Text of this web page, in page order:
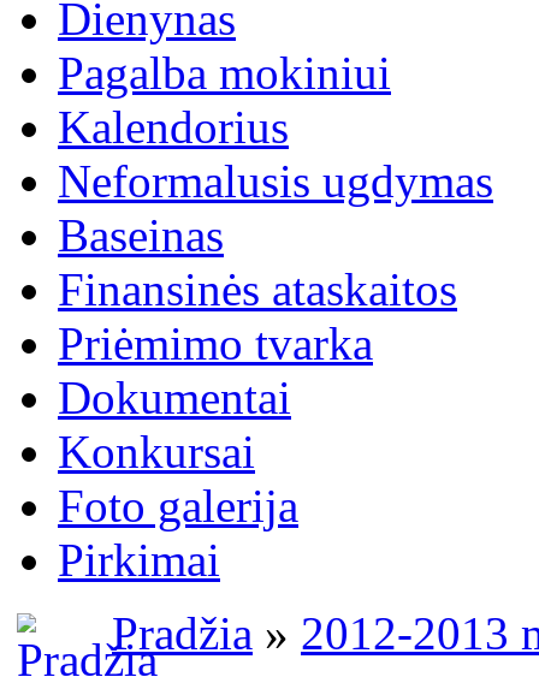
Dienynas
Pagalba mokiniui
Kalendorius
Neformalusis ugdymas
Baseinas
Finansinės ataskaitos
Priėmimo tvarka
Dokumentai
Konkursai
Foto galerija
Pirkimai
Pradžia » 2012-2013